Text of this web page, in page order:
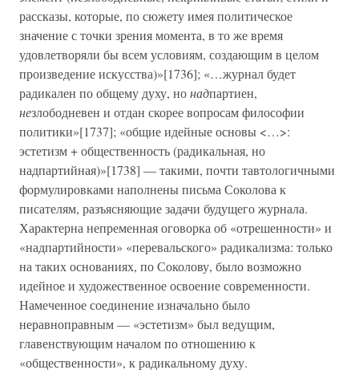
рассказы, которые, по сюжету имея политическое
значение с точки зрения момента, в то же время
удовлетворяли бы всем условиям, создающим в целом
произведение искусства)»[1736]; «…журнал будет
радикален по общему духу, нонадпартиен,
незлободневен и отдан скорее вопросам философии
политики»[1737]; «общие идейные основы <…>:
эстетизм + общественность (радикальная, но
надпартийная)»[1738] — такими, почти тавтологичными
формулировками наполнены письма Соколова к
писателям, разъясняющие задачи будущего журнала.
Характерна непременная оговорка об «отрешенности» и
«надпартийности» «перевальского» радикализма: только
на таких основаниях, по Соколову, было возможно
идейное и художественное освоение современности.
Намеченное соединение изначально было
неравноправным — «эстетизм» был ведущим,
главенствующим началом по отношению к
«общественности», к радикальному духу.